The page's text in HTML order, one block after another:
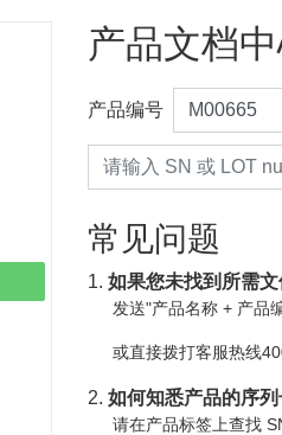
产品文档
产品编号
常见问题
1. 如果您未找到所需文
发送"产品名称 + 产品
或直接拨打客服热线
2. 如何知悉产品的序
请在产品标签上查找